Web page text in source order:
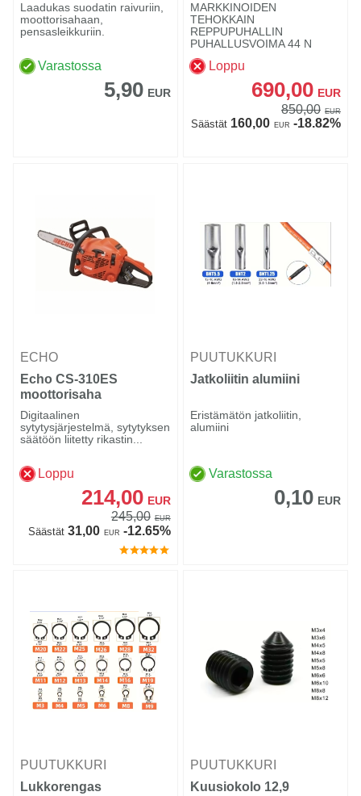
Laadukas suodatin raivuriin,
moottorisahaan,
pensasleikkuriin.
Varastossa
5,90 EUR
MARKKINOIDEN
TEHOKKAIN
REPPUPUHALLIN
PUHALLUSVOIMA 44 N
Loppu
690,00 EUR
850,00 EUR
Säästät160,00 EUR -18.82%
ECHO
Echo CS-310ES
moottorisaha
Digitaalinen
sytytysjärjestelmä, sytytyksen
säätöön liitetty rikastin...
Loppu
214,00 EUR
245,00 EUR
Säästät31,00 EUR -12.65%
PUUTUKKURI
Jatkoliitin alumiini
Eristämätön jatkoliitin,
alumiini
Varastossa
0,10 EUR
PUUTUKKURI
Lukkorengas
PUUTUKKURI
Kuusiokolo 12,9